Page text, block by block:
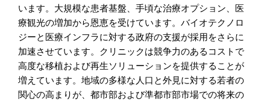
います。大規模な患者基盤、手頃な治療オプション、医
療観光の増加から恩恵を受けています。バイオテクノロ
ジーと医療インフラに対する政府の支援が採用をさらに
加速させています。クリニックは競争力のあるコストで
高度な移植および再生ソリューションを提供することが
増えています。地域の多様な人口と外見に対する若者の
関心の高まりが、都市部および準都市部市場での将来の